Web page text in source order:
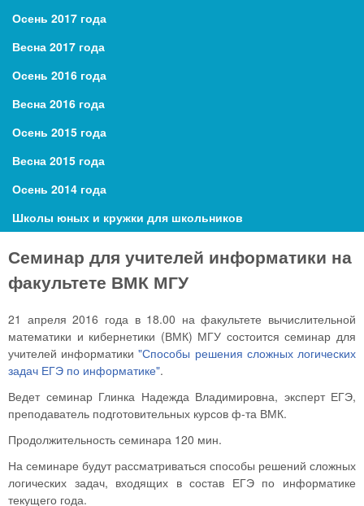
Осень 2017 года
Весна 2017 года
Осень 2016 года
Весна 2016 года
Осень 2015 года
Весна 2015 года
Осень 2014 года
Школы юных и кружки для школьников
Семинар для учителей информатики на
факультете ВМК МГУ
21 апреля 2016 года в 18.00 на факультете вычислительной
математики и кибернетики (ВМК) МГУ состоится семинар для
учителей информатики"Способы решения сложных логических
задач ЕГЭ по информатике".
Ведет семинар Глинка Надежда Владимировна, эксперт ЕГЭ,
преподаватель подготовительных курсов ф-та ВМК.
Продолжительность семинара 120 мин.
На семинаре будут рассматриваться способы решений сложных
логических задач, входящих в состав ЕГЭ по информатике
текущего года.